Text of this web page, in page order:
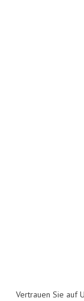
Vertrauen Sie auf